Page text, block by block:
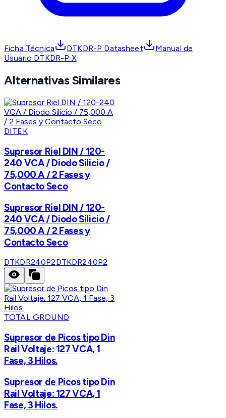
Ficha Técnica DTKDR-P Datasheet
Manual de
Usuario DTKDR-P X
Alternativas Similares
DITEK
Supresor Riel DIN / 120-
240 VCA / Diodo Silicio /
75,000 A / 2 Fases y
Contacto Seco
Supresor Riel DIN / 120-
240 VCA / Diodo Silicio /
75,000 A / 2 Fases y
Contacto Seco
DTKDR240P2DTKDR240P2
TOTAL GROUND
Supresor de Picos tipo Din
Rail Voltaje: 127 VCA, 1
Fase, 3 Hilos.
Supresor de Picos tipo Din
Rail Voltaje: 127 VCA, 1
Fase, 3 Hilos.